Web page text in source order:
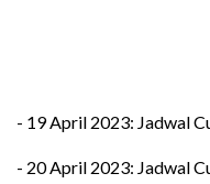
- 19 April 2023: Jadwal
- 20 April 2023: Jadwal